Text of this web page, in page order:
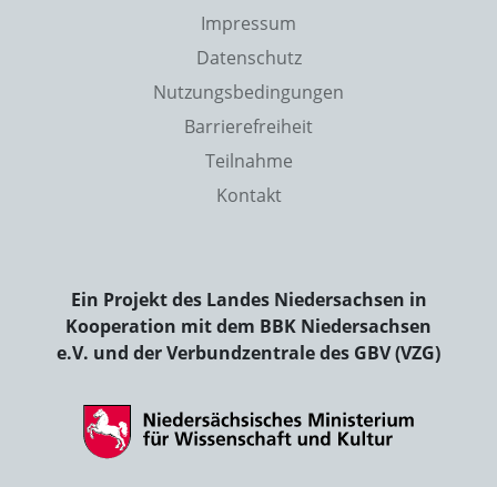
Impressum
Datenschutz
Nutzungsbedingungen
Barrierefreiheit
Teilnahme
Kontakt
Ein Projekt des Landes Niedersachsen in
Kooperation mit dem BBK Niedersachsen
e.V. und der Verbundzentrale des GBV (VZG)